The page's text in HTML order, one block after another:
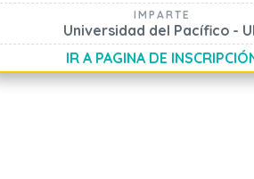
IMPARTE
Universidad del Pacífico -
IR A PAGINA DE